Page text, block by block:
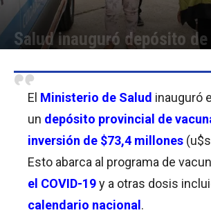
Salud inauguró depósito
El Ministerio de Salud inauguró
un depósito provincial de
inversión de $73,4 millones
Esto abarca al programa de
el COVID-19y a otras dosis
calendario nacional .